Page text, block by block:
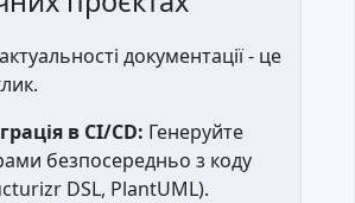
документації - це
в CI/CD: Генеруйте
безпосередньо з коду
DSL, PlantUML).